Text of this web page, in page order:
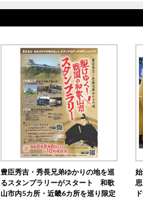
豊臣秀吉・秀長兄弟ゆかりの地を巡
るスタンプラリーがスタート 和歌
山市内5カ所・近畿6カ所を巡り限定